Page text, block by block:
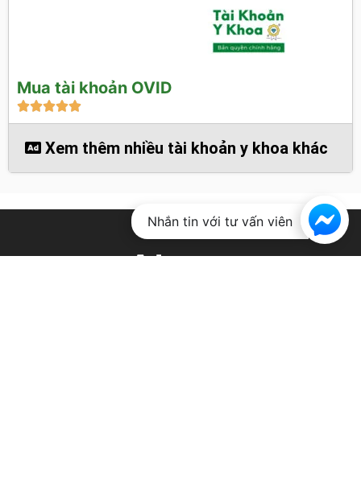
Mua tài khoản OVID

Xem thêm nhiều tài khoản y khoa khác
About
Nhắn tin với tư vấn viên